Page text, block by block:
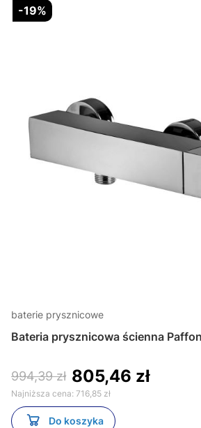
-19%
baterie prysznicowe
Bateria prysznicowa ścienna
994,39 zł 805,46 zł
Najniższa cena: 716,85 zł
Do koszyka